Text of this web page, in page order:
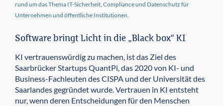
rund um das Thema IT-Sicherheit, Compliance und Datenschutz für
Unternehmen und öffentliche Institutionen.
Software bringt Licht in die „Black box“ KI
KI vertrauenswürdig zu machen, ist das Ziel des
Saarbrücker Startups QuantPi, das 2020 von KI- und
Business-Fachleuten des CISPA und der Universität des
Saarlandes gegründet wurde. Vertrauen in KI entsteht
nur, wenn deren Entscheidungen für den Menschen